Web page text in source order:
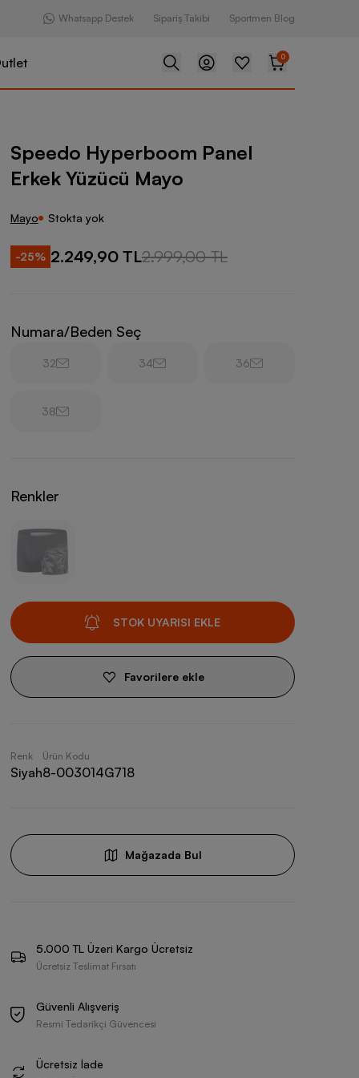
Whatsapp Destek Sipariş Takibi Sportmen Blog
0
Panel Erkek Yüzücü Mayo
Speedo Hyperboom Panel
Erkek Yüzücü Mayo
Mayo Stokta yok
-25% 2.249,90 TL2.999,00 TL
Numara/Beden Seç
32 34 36
38
Renkler
STOK UYARISI EKLE
Favorilere ekle
Renk
Siyah
Ürün Kodu
8-003014G718
Mağazada Bul
5.000 TL Üzeri Kargo Ücretsiz
Ücretsiz Teslimat Fırsatı
Güvenli Alışveriş
Resmi Tedarikçi Güvencesi
Ücretsiz İade